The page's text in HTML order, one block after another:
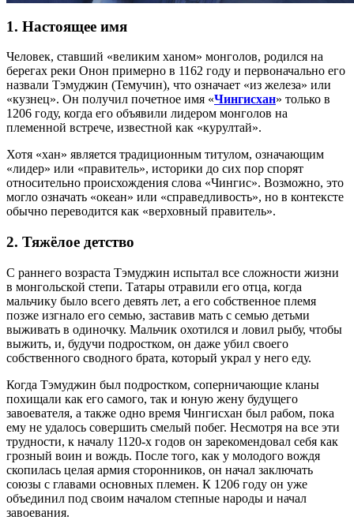
1. Настоящее имя
Человек, ставший «великим ханом» монголов, родился на
берегах реки Онон примерно в 1162 году и первоначально его
назвали Тэмуджин (Темучин), что означает «из железа» или
«кузнец». Он получил почетное имя «Чингисхан» только в
1206 году, когда его объявили лидером монголов на
племенной встрече, известной как «курултай».
Хотя «хан» является традиционным титулом, означающим
«лидер» или «правитель», историки до сих пор спорят
относительно происхождения слова «Чингис». Возможно, это
могло означать «океан» или «справедливость», но в контексте
обычно переводится как «верховный правитель».
2. Тяжёлое детство
С раннего возраста Тэмуджин испытал все сложности жизни
в монгольской степи. Татары отравили его отца, когда
мальчику было всего девять лет, а его собственное племя
позже изгнало его семью, заставив мать с семью детьми
выживать в одиночку. Мальчик охотился и ловил рыбу, чтобы
выжить, и, будучи подростком, он даже убил своего
собственного сводного брата, который украл у него еду.
Когда Тэмуджин был подростком, соперничающие кланы
похищали как его самого, так и юную жену будущего
завоевателя, а также одно время Чингисхан был рабом, пока
ему не удалось совершить смелый побег. Несмотря на все эти
трудности, к началу 1120-х годов он зарекомендовал себя как
грозный воин и вождь. После того, как у молодого вождя
скопилась целая армия сторонников, он начал заключать
союзы с главами основных племен. К 1206 году он уже
объединил под своим началом степные народы и начал
завоевания.